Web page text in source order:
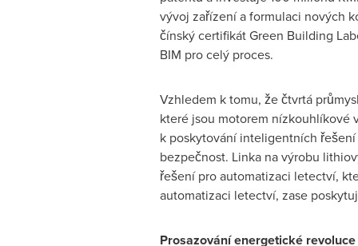
vývoj zařízení a formulaci nových
čínský certifikát Green Building
BIM pro celý proces.
Vzhledem k tomu, že čtvrtá
které jsou motorem nízkouhlíkové
k poskytování inteligentních
bezpečnost. Linka na výrobu
řešení pro automatizaci letectví,
automatizaci letectví, zase
Prosazování energetické